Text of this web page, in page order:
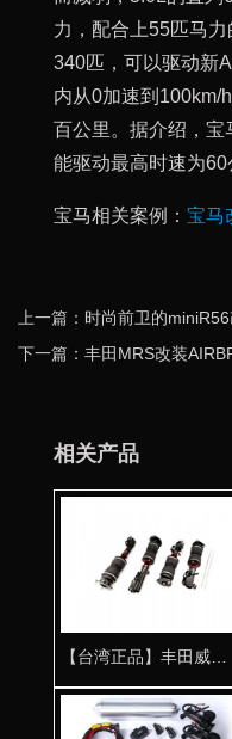
力，配合上55匹马
340匹，可以驱动新
内从0加速到100km/
百公里。据介绍，
能驱动最高时速为60
宝马相关案例： 宝马
上一篇：时尚前卫的
下一篇：丰田MRS改装
相关产品